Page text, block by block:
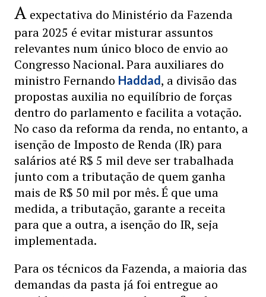
A expectativa do Ministério da Fazenda
para 2025 é evitar misturar assuntos
relevantes num único bloco de envio ao
Congresso Nacional. Para auxiliares do
ministro Fernando Haddad, a divisão das
propostas auxilia no equilíbrio de forças
dentro do parlamento e facilita a votação.
No caso da reforma da renda, no entanto, a
isenção de Imposto de Renda (IR) para
salários até R$ 5 mil deve ser trabalhada
junto com a tributação de quem ganha
mais de R$ 50 mil por mês. É que uma
medida, a tributação, garante a receita
para que a outra, a isenção do IR, seja
implementada.
Para os técnicos da Fazenda, a maioria das
demandas da pasta já foi entregue ao